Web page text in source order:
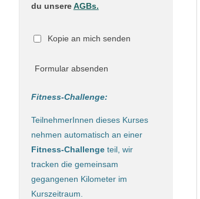
du unsereAGBs.
Kopie an mich senden
Formular absenden
Fitness-Challenge:
TeilnehmerInnen dieses Kurses
nehmen automatisch an einer
Fitness-Challengeteil, wir
tracken die gemeinsam
gegangenen Kilometer im
Kurszeitraum.